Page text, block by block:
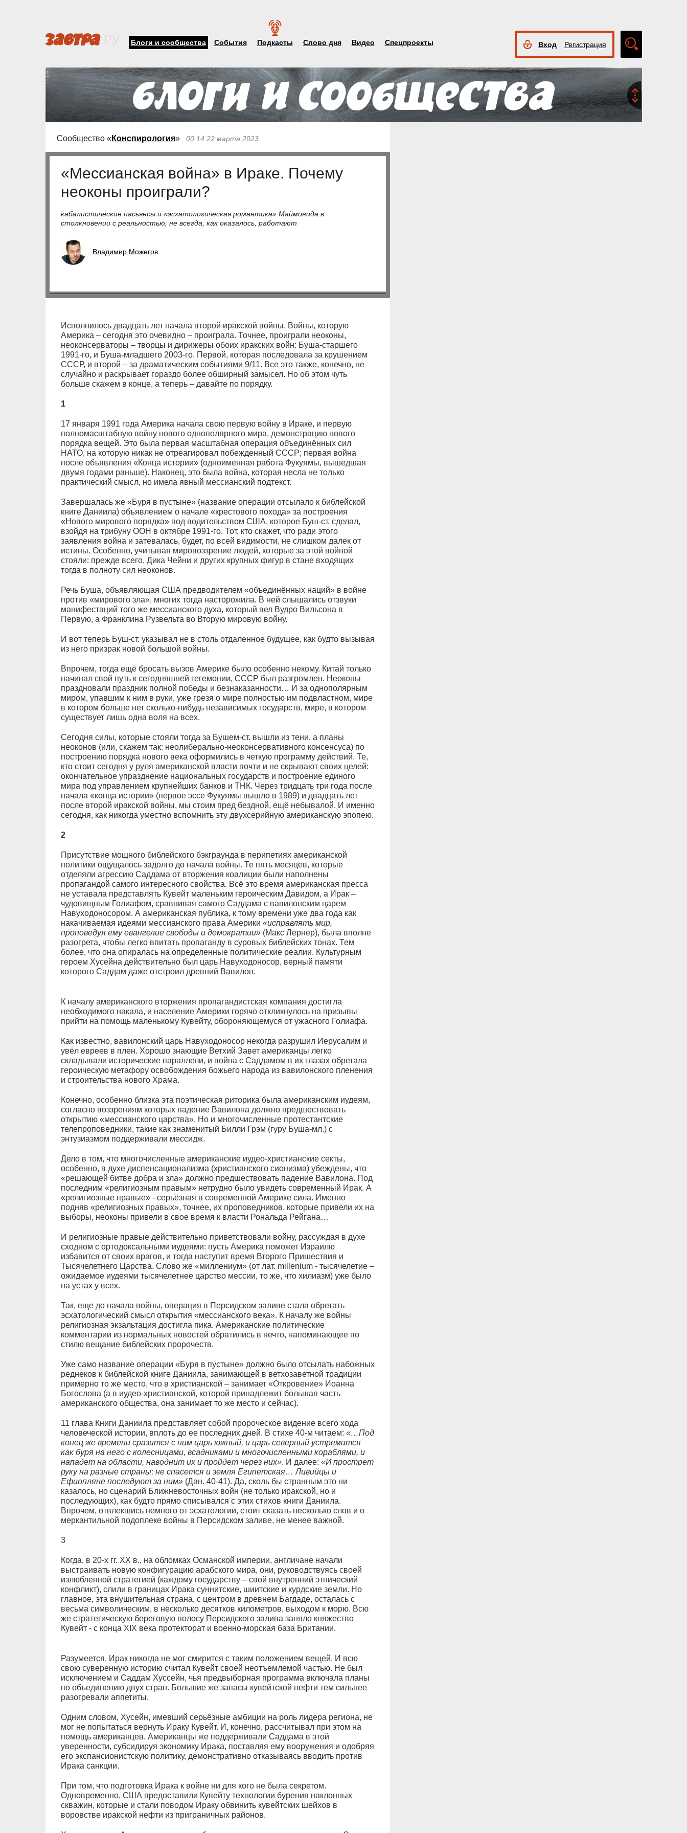
Блоги и сообщества События Подкасты Слово дня Видео Спецпроекты Вход Регистрация
поиск
Сообщество « Конспирология» 00:14 22 марта 2023
«Мессианская война» в Ираке. Почему
неоконы проиграли?
кабалистические пасьянсы и «эсхатологическая романтика» Маймонида в
столкновении с реальностью, не всегда, как оказалось, работают
Владимир Можегов
Исполнилось двадцать лет начала второй иракской войны. Войны, которую
Америка – сегодня это очевидно – проиграла. Точнее, проиграли неоконы,
неоконсерваторы – творцы и дирижеры обоих иракских войн: Буша-старшего
1991-го, и Буша-младшего 2003-го. Первой, которая последовала за крушением
СССР, и второй – за драматическим событиями 9/11. Все это также, конечно, не
случайно и раскрывает гораздо более обширный замысел. Но об этом чуть
больше скажем в конце, а теперь – давайте по порядку.
1
17 января 1991 года Америка начала свою первую войну в Ираке, и первую
полномасштабную войну нового однополярного мира, демонстрацию нового
порядка вещей. Это была первая масштабная операция объединённых сил
НАТО, на которую никак не отреагировал побежденный СССР; первая война
после объявления «Конца истории» (одноименная работа Фукуямы, вышедшая
двумя годами раньше). Наконец, это была война, которая несла не только
практический смысл, но имела явный мессианский подтекст.
Завершалась же «Буря в пустыне» (название операции отсылало к библейской
книге Даниила) объявлением о начале «крестового похода» за построения
«Нового мирового порядка» под водительством США, которое Буш-ст. сделал,
взойдя на трибуну ООН в октябре 1991-го. Тот, кто скажет, что ради этого
заявления война и затевалась, будет, по всей видимости, не слишком далек от
истины. Особенно, учитывая мировоззрение людей, которые за этой войной
стояли: прежде всего, Дика Чейни и других крупных фигур в стане входящих
тогда в полноту сил неоконов.
Речь Буша, объявляющая США предводителем «объединённых наций» в войне
против «мирового зла», многих тогда насторожила. В ней слышались отзвуки
манифестаций того же мессианского духа, который вел Вудро Вильсона в
Первую, а Франклина Рузвельта во Вторую мировую войну.
И вот теперь Буш-ст. указывал не в столь отдаленное будущее, как будто вызывая
из него призрак новой большой войны.
Впрочем, тогда ещё бросать вызов Америке было особенно некому. Китай только
начинал свой путь к сегодняшней гегемонии, СССР был разгромлен. Неоконы
праздновали праздник полной победы и безнаказанности… И за однополярным
миром, упавшим к ним в руки, уже грезя о мире полностью им подвластном, мире
в котором больше нет сколько-нибудь независимых государств, мире, в котором
существует лишь одна воля на всех.
Сегодня силы, которые стояли тогда за Бушем-ст. вышли из тени, а планы
неоконов (или, скажем так: неолиберально-неоконсервативного консенсуса) по
построению порядка нового века оформились в четкую программу действий. Те,
кто стоит сегодня у руля американской власти почти и не скрывают своих целей:
окончательное упразднение национальных государств и построение единого
мира под управлением крупнейших банков и ТНК. Через тридцать три года после
начала «конца истории» (первое эссе Фукуямы вышло в 1989) и двадцать лет
после второй иракской войны, мы стоим пред бездной, ещё небывалой. И именно
сегодня, как никогда уместно вспомнить эту двухсерийную американскую эпопею.
2
Присутствие мощного библейского бэкграунда в перипетиях американской
политики ощущалось задолго до начала войны. Те пять месяцев, которые
отделяли агрессию Саддама от вторжения коалиции были наполнены
пропагандой самого интересного свойства. Всё это время американская пресса
не уставала представлять Кувейт маленьким героическим Давидом, а Ирак –
чудовищным Голиафом, сравнивая самого Саддама с вавилонским царем
Навуходоносором. А американская публика, к тому времени уже два года как
накачиваемая идеями мессианского права Америки «исправлять мир,
проповедуя ему евангелие свободы и демократии» (Макс Лернер), была вполне
разогрета, чтобы легко впитать пропаганду в суровых библейских тонах. Тем
более, что она опиралась на определенные политические реалии. Культурным
героем Хусейна действительно был царь Навуходоносор, верный памяти
которого Саддам даже отстроил древний Вавилон.
К началу американского вторжения пропагандистская компания достигла
необходимого накала, и население Америки горячо откликнулось на призывы
прийти на помощь маленькому Кувейту, обороняющемуся от ужасного Голиафа.
Как известно, вавилонский царь Навуходоносор некогда разрушил Иерусалим и
увёл евреев в плен. Хорошо знающие Ветхий Завет американцы легко
складывали исторические параллели, и война с Саддамом в их глазах обретала
героическую метафору освобождения божьего народа из вавилонского пленения
и строительства нового Храма.
Конечно, особенно близка эта поэтическая риторика была американским иудеям,
согласно воззрениям которых падение Вавилона должно предшествовать
открытию «мессианского царства». Но и многочисленные протестантские
телепроповедники, такие как знаменитый Билли Грэм (гуру Буша-мл.) с
энтузиазмом поддерживали мессидж.
Дело в том, что многочисленные американские иудео-христианские секты,
особенно, в духе диспенсационализма (христианского сионизма) убеждены, что
«решающей битве добра и зла» должно предшествовать падение Вавилона. Под
последним «религиозным правым» нетрудно было увидеть современный Ирак. А
«религиозные правые» - серьёзная в современной Америке сила. Именно
подняв «религиозных правых», точнее, их проповедников, которые привели их на
выборы, неоконы привели в свое время к власти Рональда Рейгана…
И религиозные правые действительно приветствовали войну, рассуждая в духе
сходном с ортодоксальными иудеями: пусть Америка поможет Израилю
избавится от своих врагов, и тогда наступит время Второго Пришествия и
Тысячелетнего Царства. Слово же «миллениум» (от лат. millenium - тысячелетие –
ожидаемое иудеями тысячелетнее царство мессии, то же, что хилиазм) уже было
на устах у всех.
Так, еще до начала войны, операция в Персидском заливе стала обретать
эсхатологический смысл открытия «мессианского века». К началу же войны
религиозная экзальтация достигла пика. Американские политические
комментарии из нормальных новостей обратились в нечто, напоминающее по
стилю вещание библейских пророчеств.
Уже само название операции «Буря в пустыне» должно было отсылать набожных
реднеков к библейской книге Даниила, занимающей в ветхозаветной традиции
примерно то же место, что в христианской – занимает «Откровение» Иоанна
Богослова (а в иудео-христианской, которой принадлежит большая часть
американского общества, она занимает то же место и сейчас).
11 глава Книги Даниила представляет собой пророческое видение всего хода
человеческой истории, вплоть до ее последних дней. В стихе 40-м читаем: «…Под
конец же времени сразится с ним царь южный, и царь северный устремится
как буря на него с колесницами, всадниками и многочисленными кораблями, и
нападет на области, наводнит их и пройдет через них». И далее: «И прострет
руку на разные страны; не спасется и земля Египетская… Ливийцы и
Ефиопляне последуют за ним»(Дан. 40-41). Да, сколь бы странным это ни
казалось, но сценарий Ближневосточных войн (не только иракской, но и
последующих), как будто прямо списывался с этих стихов книги Даниила.
Впрочем, отвлекшись немного от эсхатологии, стоит сказать несколько слов и о
меркантильной подоплеке войны в Персидском заливе, не менее важной.
3
Когда, в 20-х гг. ХХ в., на обломках Османской империи, англичане начали
выстраивать новую конфигурацию арабского мира, они, руководствуясь своей
излюбленной стратегией (каждому государству – свой внутренний этнический
конфликт), слили в границах Ирака суннитские, шиитские и курдские земли. Но
главное, эта внушительная страна, с центром в древнем Багдаде, осталась с
весьма символическим, в несколько десятков километров, выходом к морю. Всю
же стратегическую береговую полосу Персидского залива заняло княжество
Кувейт - с конца ХIХ века протекторат и военно-морская база Британии.
Разумеется, Ирак никогда не мог смирится с таким положением вещей. И всю
свою суверенную историю считал Кувейт своей неотъемлемой частью. Не был
исключением и Саддам Хуссейн, чья предвыборная программа включала планы
по объединению двух стран. Большие же запасы кувейтской нефти тем сильнее
разогревали аппетиты.
Одним словом, Хусейн, имевший серьёзные амбиции на роль лидера региона, не
мог не попытаться вернуть Ираку Кувейт. И, конечно, рассчитывал при этом на
помощь американцев. Американцы же поддерживали Саддама в этой
уверенности, субсидируя экономику Ирака, поставляя ему вооружения и одобряя
его экспансионистскую политику, демонстративно отказываясь вводить против
Ирака санкции.
При том, что подготовка Ирака к войне ни для кого не была секретом.
Одновременно, США предоставили Кувейту технологии бурения наклонных
скважин, которые и стали поводом Ираку обвинить кувейтских шейхов в
воровстве иракской нефти из приграничных районов.